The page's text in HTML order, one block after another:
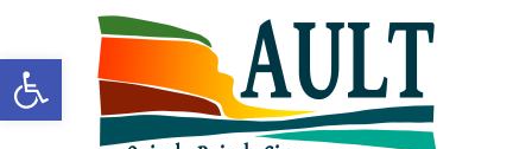
Ouvrir la barre d’outils